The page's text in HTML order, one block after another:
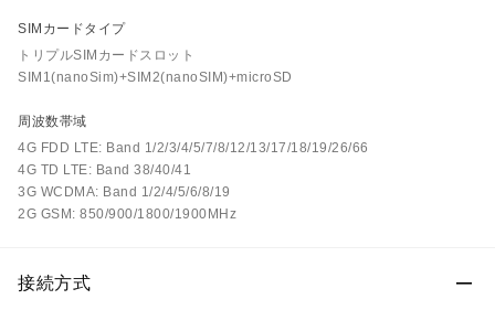
SIMカードタイプ
トリプルSIMカードスロット
SIM1(nanoSim)+SIM2(nanoSIM)+microSD
周波数帯域
4G FDD LTE: Band 1/2/3/4/5/7/8/12/13/17/18/19/26/66
4G TD LTE: Band 38/40/41
3G WCDMA: Band 1/2/4/5/6/8/19
2G GSM: 850/900/1800/1900MHz
接続方式